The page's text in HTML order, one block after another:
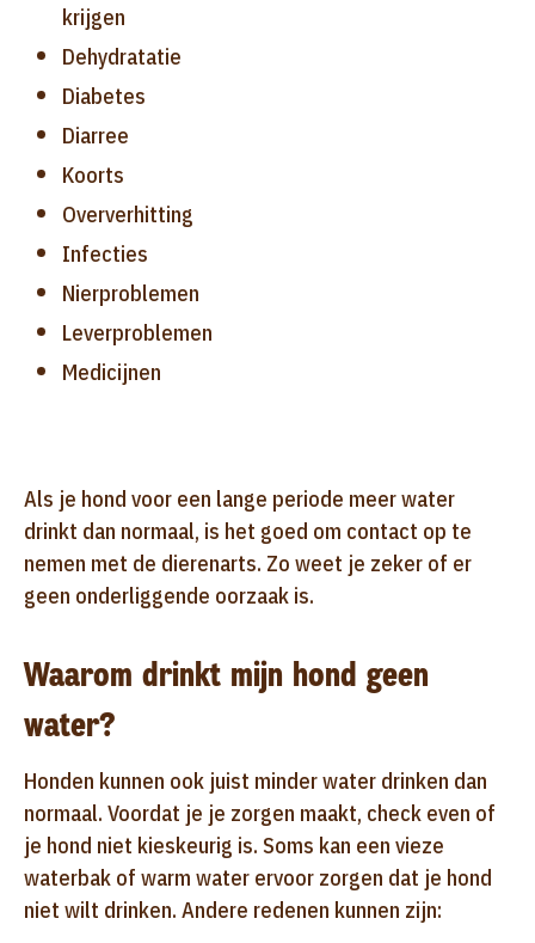
krijgen
Dehydratatie
Diabetes
Diarree
Koorts
Oververhitting
Infecties
Nierproblemen
Leverproblemen
Medicijnen
Als je hond voor een lange periode meer water
drinkt dan normaal, is het goed om contact op te
nemen met de dierenarts. Zo weet je zeker of er
geen onderliggende oorzaak is.
Waarom drinkt mijn hond geen
water?
Honden kunnen ook juist minder water drinken dan
normaal. Voordat je je zorgen maakt, check even of
je hond niet kieskeurig is. Soms kan een vieze
waterbak of warm water ervoor zorgen dat je hond
niet wilt drinken. Andere redenen kunnen zijn: